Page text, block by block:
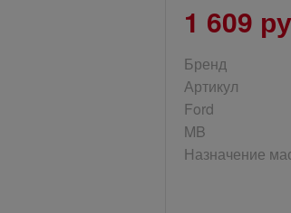
1 609
Бренд
Артикул
Ford
MB
Назначение